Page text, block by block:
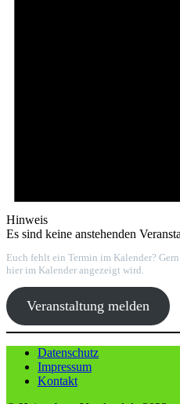
Hinweis
Es sind keine anstehenden
Euch fehlt ein Termin im Kalender?
hier im Kalender angezeigt wird.
Veranstaltung melden
Datenschutz
Impressum
Kontakt